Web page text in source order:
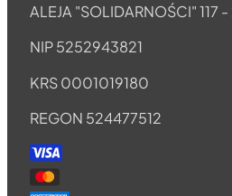
ALEJA "SOLIDARNOŚCI"
NIP 5252943821
KRS 0001019180
REGON 524477512